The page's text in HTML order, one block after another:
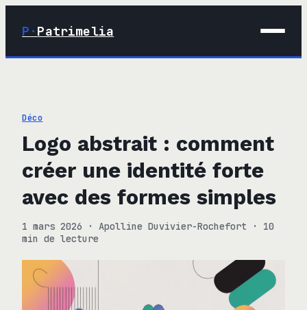
P· Patrimelia
03 · Immobilier
04 · Finance
Déco
Logo abstrait : comment
créer une identité forte
avec des formes simples
1 mars 2026 · Apolline Duvivier-Rochefort ·
10
min de lecture